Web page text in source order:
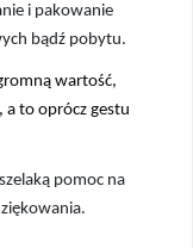
i pakowanie
bądź pobytu.
wartość,
a to oprócz gestu
pomoc na